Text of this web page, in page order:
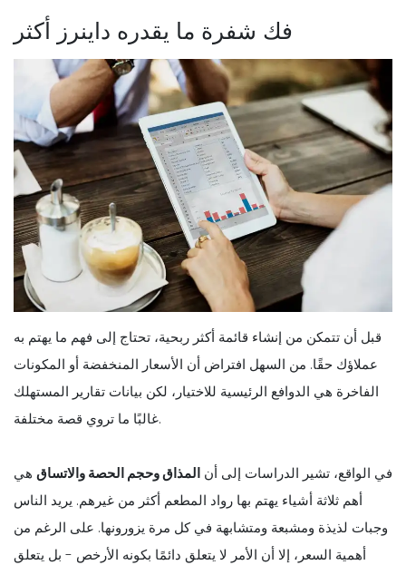
فك شفرة ما يقدره داينرز أكثر
قبل أن تتمكن من إنشاء قائمة أكثر ربحية، تحتاج إلى فهم ما يهتم به
عملاؤك حقًا. من السهل افتراض أن الأسعار المنخفضة أو المكونات
الفاخرة هي الدوافع الرئيسية للاختيار، لكن بيانات تقارير المستهلك
غالبًا ما تروي قصة مختلفة.
في الواقع، تشير الدراسات إلى أن المذاق وحجم الحصة والاتساق هي
أهم ثلاثة أشياء يهتم بها رواد المطعم أكثر من غيرهم. يريد الناس
وجبات لذيذة ومشبعة ومتشابهة في كل مرة يزورونها. على الرغم من
أهمية السعر، إلا أن الأمر لا يتعلق دائمًا بكونه الأرخص - بل يتعلق